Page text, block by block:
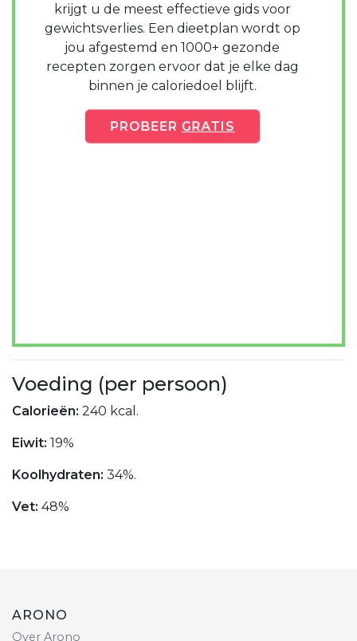
krijgt u de meest effectieve gids voor
gewichtsverlies. Een dieetplan wordt op
jou afgestemd en 1000+ gezonde
recepten zorgen ervoor dat je elke dag
binnen je caloriedoel blijft.
PROBEER GRATIS
Voeding (per persoon)
Calorieën: 240 kcal.
Eiwit: 19%
Koolhydraten: 34%.
Vet: 48%
ARONO
Over Arono